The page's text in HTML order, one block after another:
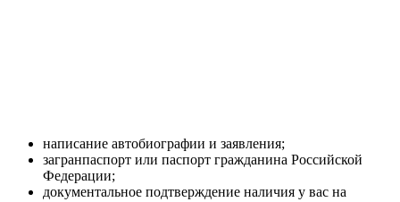
написание автобиографии и заявления;
загранпаспорт или паспорт гражданина Российской
Федерации;
документальное подтверждение наличия у вас на